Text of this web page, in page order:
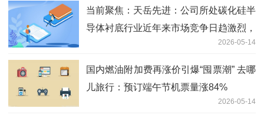
当前聚焦：天岳先进：公司所处碳化硅半
导体衬底行业近年来市场竞争日趋激烈，
2026-05-14
国内燃油附加费再涨价引爆“囤票潮” 去哪
儿旅行：预订端午节机票量涨84%
2026-05-14